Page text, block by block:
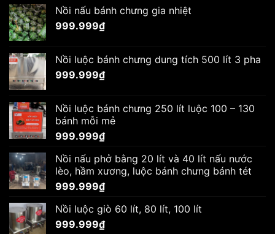
Nồi nấu bánh chưng gia nhiệt
999.999₫
Nồi luộc bánh chưng dung tích 500 lít 3 pha
999.999₫
Nồi luộc bánh chưng 250 lít luộc 100 – 130
bánh mỗi mẻ
999.999₫
Nồi nấu phở bằng 20 lít và 40 lít nấu nước
lèo, hầm xương, luộc bánh chưng bánh tét
999.999₫
Nồi luộc giò 60 lít, 80 lít, 100 lít
999.999₫